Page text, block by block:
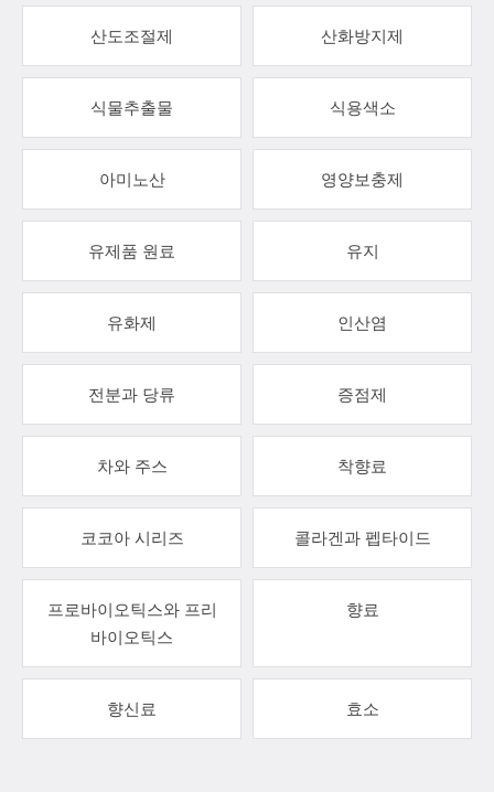
산도조절제 산화방지제
식물추출물 식용색소
아미노산 영양보충제
유제품 원료 유지
유화제 인산염
전분과 당류 증점제
차와 주스 착향료
코코아 시리즈 콜라겐과 펩타이드
프로바이오틱스와 프리
바이오틱스
향료
향신료 효소